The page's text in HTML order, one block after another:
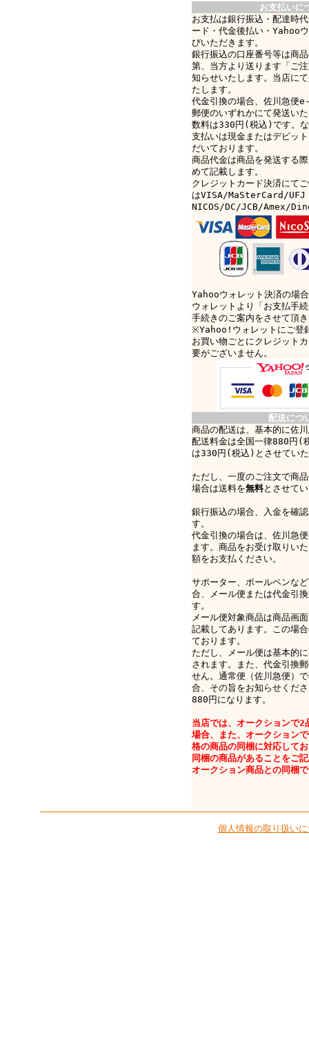
お支払いに
お支払は銀行振込・配達時
ード・代金後払い・Yahoo
びいただきます。
銀行振込の口座番号等は商
第、当方より送ります「ご
知らせいたします。当店に
たします。
代金引換の場合、佐川急
郵便のいずれかにて発送い
数料は330円(税込)です
支払いは現金またはデビッ
だいております。
商品代金は商品を発送する
めて記載します。
クレジットカード決済にて
はVISA/MaSterCard/UFJ
NICOS/DC/JCB/Amex/
Yahooウォレット決済の場
ウォレットより「お支払手
手続きのご案内をさせて頂
※Yahoo!ウォレットにご登
お買い物ごとにクレジット
要がございません。
配送につ
商品の配送は、基本的に佐
配送料金は全国一律880円(
は330円(税込)とさせてい
ただし、一度のご注文で商
場合は送料を無料とさせて
銀行振込の場合、入金を確
す。
代金引換の場合は、佐川
ます。商品をお受け取りい
額をお支払ください。
サポーター、ボールペンな
合、メール便または代金引
す。
メール便対象商品は商品画
記載してあります。この場
ております。
ただし、メール便は基本的
されます。また、代金引換
せん。通常便（佐川急便）
合、その旨をお知らせくだ
880円になります。
当店では、オークションで2
場合、また、オークション
格の商品の同梱に対応して
同梱の商品があることをご
オークション商品との同梱
個人情報の取り扱い